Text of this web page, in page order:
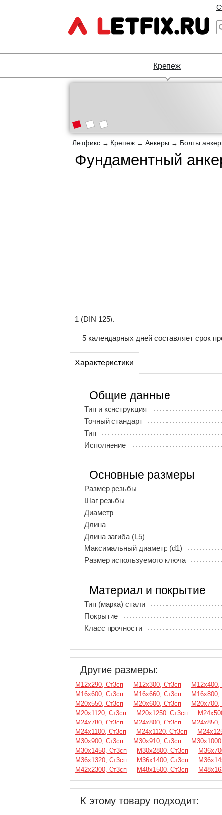
Крепеж
Летфикс → Крепеж → Анкеры → Болты
Фундаментный
1 (DIN 125).
5 календарных дней составляет срок
Характеристики
Общие данные
Тип и конструкция
Точный стандарт
Тип
Исполнение
Основные размеры
Размер резьбы
Шаг резьбы
Диаметр
Длина
Длина загиба (L5)
Максимальный диаметр (d1)
Размер используемого ключа
Материал и покрытие
Тип (марка) стали
Покрытие
Класс прочности
Другие размеры:
М12х290, Ст3сп М12х300, Ст3сп
М12х400,
М16х600, Ст3сп
М16х660, Ст3сп
М16х800,
М20х550, Ст3сп
М20х600, Ст3сп
М20х700,
М20х1120, Ст3сп
М20х1250, Ст3сп
М24х780, Ст3сп
М24х800, Ст3сп
М24х850,
М24х1100, Ст3сп
М24х1120, Ст3сп
М30х900, Ст3сп
М30х910, Ст3сп
М30х1450, Ст3сп
М30х2800, Ст3сп
М36х1320, Ст3сп
М36х1400, Ст3сп
М42х2300, Ст3сп
М48х1500, Ст3сп
К этому товару подходит: